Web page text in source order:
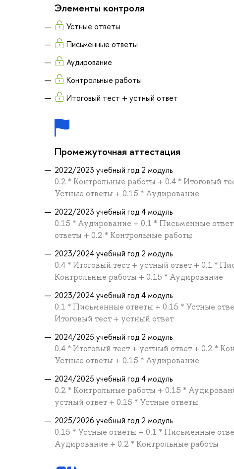
Элементы контроля
Устные ответы
Письменные ответы
Аудирование
Контрольные работы
Итоговый тест + устный ответ
Промежуточная аттестация
2022/2023 учебный год 2 модуль
0.2 * Контрольные работы + 0.4 * Итоговый
Устные ответы + 0.15 * Аудирование
2022/2023 учебный год 4 модуль
0.15 * Аудирование + 0.1 * Письменные
ответы + 0.2 * Контрольные работы
2023/2024 учебный год 2 модуль
0.4 * Итоговый тест + устный ответ + 0.1 *
Контрольные работы + 0.15 * Аудирование
2023/2024 учебный год 4 модуль
0.1 * Письменные ответы + 0.15 * Устные
Итоговый тест + устный ответ
2024/2025 учебный год 2 модуль
0.4 * Итоговый тест + устный ответ + 0.2 *
Устные ответы + 0.15 * Аудирование
2024/2025 учебный год 4 модуль
0.2 * Контрольные работы + 0.15 *
устный ответ + 0.15 * Устные ответы
2025/2026 учебный год 2 модуль
0.15 * Устные ответы + 0.1 * Письменные
Аудирование + 0.2 * Контрольные работы